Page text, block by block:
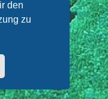
den
zu